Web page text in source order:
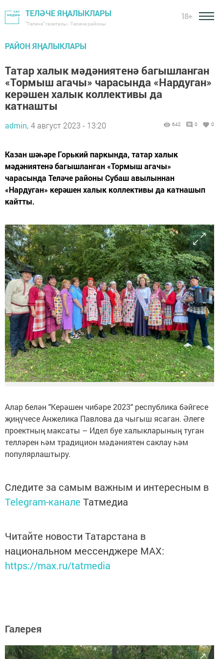
ТЕЛӘЧЕ ЯҢАЛЫКЛАРЫ
"Теләче" газетасы - Теләче районы
18+
РАЙОН ЯҢАЛЫКЛАРЫ
Татар халык мәдәниятенә багышланган
«Тормыш агачы» чарасында «Нардуган»
керәшен халык коллективы да
катнашты
admin, 4 август 2023 - 13:20 642 0 0
Казан шәһәре Горький паркында, татар халык
мәдәниятенә багышланган «Тормыш агачы»
чарасында Теләче районы Субаш авылыннан
«Нардуган» керәшен халык коллективы да катнашып
кайтты.
Алар белән "Керәшен чибәре 2023" республика бәйгесе
җиңүчесе Анжелика Павлова да чыгыш ясаган. Әлеге
проектның максаты – Идел буе халыкларының туган
телләрен һәм традицион мәдәниятен саклау һәм
популярлаштыру.
Следите за самым важным и интересным в
Telegram-канале Татмедиа
Читайте новости Татарстана в
национальном мессенджере MАХ:
https://max.ru/tatmedia
Галерея